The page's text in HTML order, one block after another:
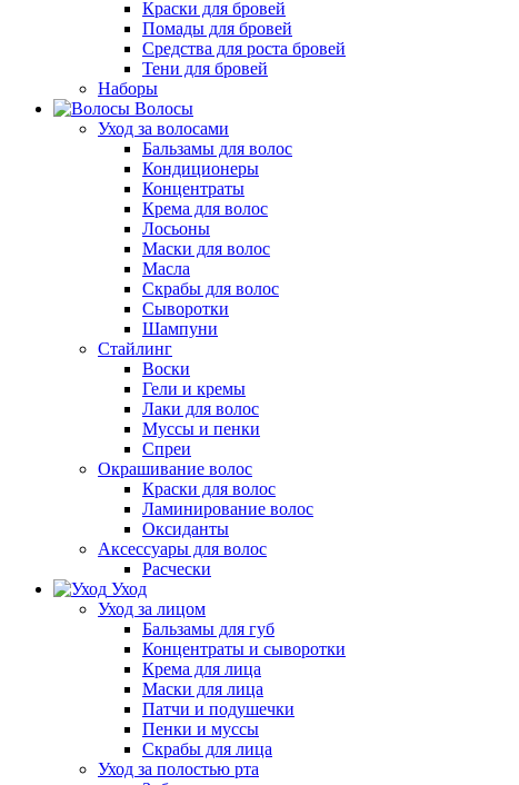
Краски для бровей
Помады для бровей
Средства для роста бровей
Тени для бровей
Наборы
Волосы
Уход за волосами
Бальзамы для волос
Кондиционеры
Концентраты
Крема для волос
Лосьоны
Маски для волос
Масла
Скрабы для волос
Сыворотки
Шампуни
Стайлинг
Воски
Гели и кремы
Лаки для волос
Муссы и пенки
Спреи
Окрашивание волос
Краски для волос
Ламинирование волос
Оксиданты
Аксессуары для волос
Расчески
Уход
Уход за лицом
Бальзамы для губ
Концентраты и сыворотки
Крема для лица
Маски для лица
Патчи и подушечки
Пенки и муссы
Скрабы для лица
Уход за полостью рта